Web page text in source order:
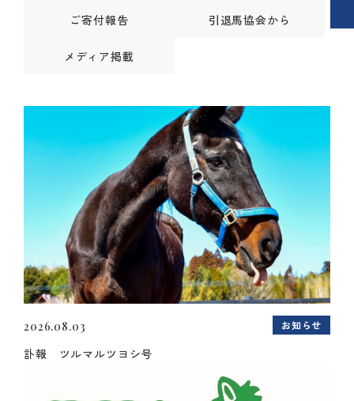
ご寄付報告 引退馬協会から
メディア掲載
2026.08.03 お知らせ
訃報 ツルマルツヨシ号